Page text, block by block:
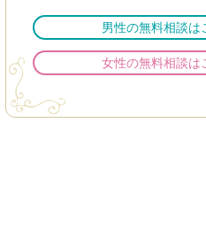
男性の無料相談は
女性の無料相談は